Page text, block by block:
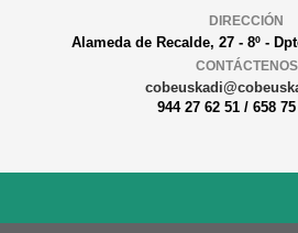
DIRECCIÓN
Alameda de Recalde, 27 - 8º -
CONTÁCTENOS
944 27 62 51 / 658